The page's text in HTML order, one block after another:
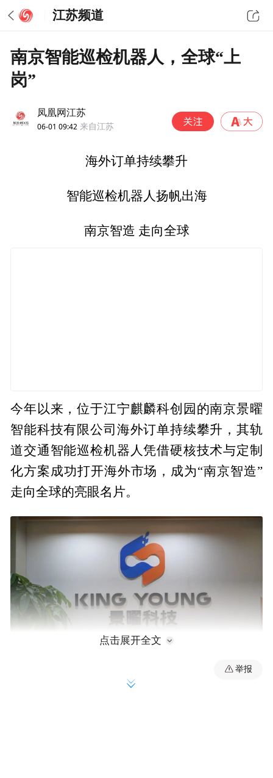
江苏频道
南京智能巡检机器人，全球“上
岗”
凤凰网江苏
06-01 09:42 来自江苏
海外订单持续攀升
智能巡检机器人扬帆出海
南京智造 走向全球
今年以来，位于江宁麒麟科创园的南京景曜
智能科技有限公司海外订单持续攀升，其轨
道交通智能巡检机器人凭借硬核技术与定制
化方案成功打开海外市场，成为“南京智造”
走向全球的亮眼名片。
作为国家级专精特新“小巨人”企业，景曜科
点击展开全文
举报